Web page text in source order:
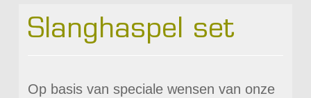
Slanghaspel set
Op basis van speciale wensen van onze